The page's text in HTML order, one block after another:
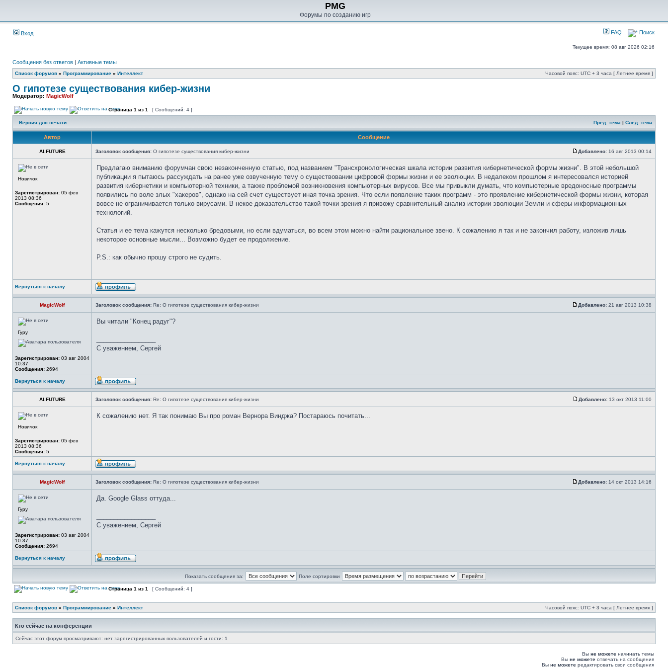
PMG
Форумы по созданию игр
Вход FAQ Поиск
Текущее время: 08 авг 2026 02:16
Сообщения без ответов | Активные темы
Список форумов » Программирование » Интеллект Часовой пояс: UTC + 3 часа [ Летнее время ]
О гипотезе существования кибер-жизни
Модератор: MagicWolf
Страница 1 из 1 [ Сообщений: 4 ]
Версия для печати Пред. тема | След. тема
Автор Сообщение
AI.FUTURE Заголовок сообщения: О гипотезе существования кибер-жизни Добавлено: 16 авг 2013 00:14
Новичок
Зарегистрирован: 05 фев
2013 08:36
Сообщения: 5
Предлагаю вниманию форумчан свою незаконченную статью, под названием "Трансхронологическая шкала истории развития кибернетической формы жизни". В этой небольшой
публикации я пытаюсь рассуждать на ранее уже озвученную тему о существовании цифровой формы жизни и ее эволюции. В недалеком прошлом я интересовался историей
развития кибернетики и компьютерной техники, а также проблемой возникновения компьютерных вирусов. Все мы привыкли думать, что компьютерные вредоносные программы
появились по воле злых "хакеров", однако на сей счет существует иная точка зрения. Что если появление таких программ - это проявление кибернетической формы жизни, которая
вовсе не ограничивается только вирусами. В некое доказательство такой точки зрения я привожу сравнительный анализ истории эволюции Земли и сферы информационных
технологий.
Статья и ее тема кажутся несколько бредовыми, но если вдуматься, во всем этом можно найти рациональное звено. К сожалению я так и не закончил работу, изложив лишь
некоторое основные мысли... Возможно будет ее продолжение.
P.S.: как обычно прошу строго не судить.
Вернуться к началу
MagicWolf Заголовок сообщения: Re: О гипотезе существования кибер-жизни Добавлено: 21 авг 2013 10:38
Гуру
Зарегистрирован: 03 авг 2004
10:37
Сообщения: 2694
Вы читали "Конец радуг"?
С уважением, Сергей
Вернуться к началу
AI.FUTURE Заголовок сообщения: Re: О гипотезе существования кибер-жизни Добавлено: 13 окт 2013 11:00
Новичок
Зарегистрирован: 05 фев
2013 08:36
Сообщения: 5
К сожалению нет. Я так понимаю Вы про роман Вернора Винджа? Постараюсь почитать...
Вернуться к началу
MagicWolf Заголовок сообщения: Re: О гипотезе существования кибер-жизни Добавлено: 14 окт 2013 14:16
Гуру
Зарегистрирован: 03 авг 2004
10:37
Сообщения: 2694
Да. Google Glass оттуда...
С уважением, Сергей
Вернуться к началу
Показать сообщения за: Поле сортировки
Страница 1 из 1 [ Сообщений: 4 ]
Список форумов » Программирование » Интеллект Часовой пояс: UTC + 3 часа [ Летнее время ]
Кто сейчас на конференции
Сейчас этот форум просматривают: нет зарегистрированных пользователей и гости: 1
Вы не можете начинать темы
Вы не можете отвечать на сообщения
Вы не можете редактировать свои сообщения